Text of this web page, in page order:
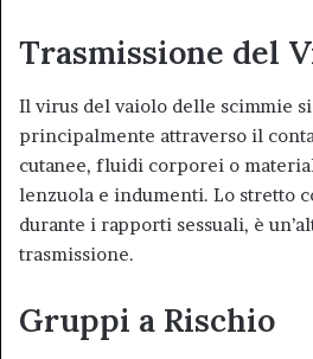
Trasmissione del
Il virus del vaiolo delle scimmie
principalmente attraverso il
cutanee, fluidi corporei o
lenzuola e indumenti. Lo stretto
durante i rapporti sessuali, è
trasmissione.
Gruppi a Rischio